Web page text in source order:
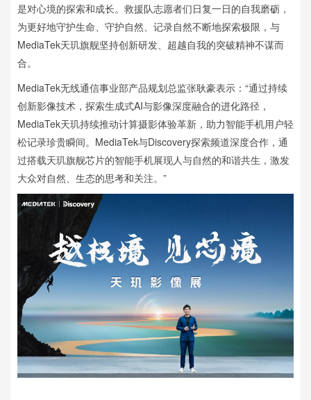
是对心境的探索和成长。救援队志愿者们日复一日的自我磨砺，
为更好地守护生命、守护自然、记录自然不断地探索极限，与
MediaTek天玑旗舰坚持创新研发、超越自我的突破精神不谋而
合。
MediaTek无线通信事业部产品规划总监张耿豪表示：“通过持续
创新影像技术，探索生成式AI与影像深度融合的进化路径，
MediaTek天玑持续推动计算摄影体验革新，助力智能手机用户轻
松记录珍贵瞬间。MediaTek与Discovery探索频道深度合作，通
过搭载天玑旗舰芯片的智能手机展现人与自然的和谐共生，激发
大众对自然、生态的思考和关注。”